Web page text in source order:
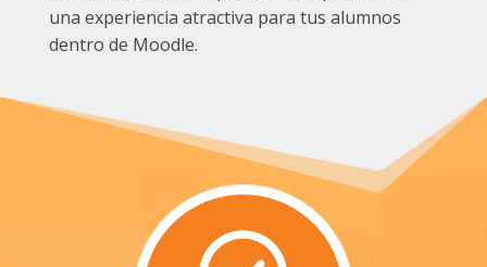
una experiencia atractiva para tus alumnos
dentro de Moodle.